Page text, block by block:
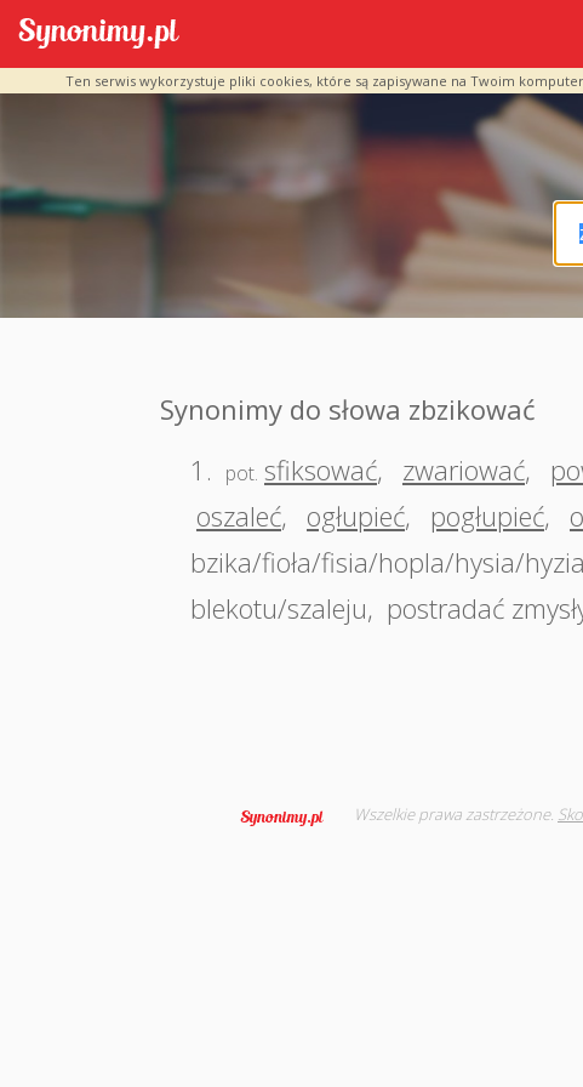
Ten serwis wykorzystuje pliki cookies, które są zapisywane na Twoim
Synonimy do słowa zbzikować
1.
pot. sfiksować, zwariować,
oszaleć, ogłupieć, pogłupieć,
bzika/fioła/fisia/hopla/hysia/
blekotu/szaleju, postradać
Wszelkie prawa zastrzeżone.